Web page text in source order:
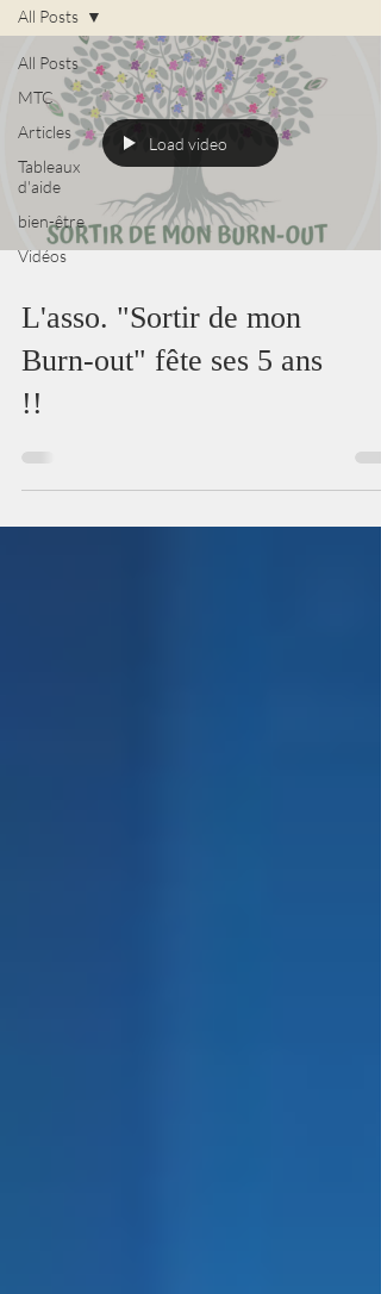
All Posts
MTC
Articles
Tableaux
d'aide
bien-être
Vidéos
All Posts
Load video
L'asso. "Sortir de mon
Burn-out" fête ses 5 ans
!!